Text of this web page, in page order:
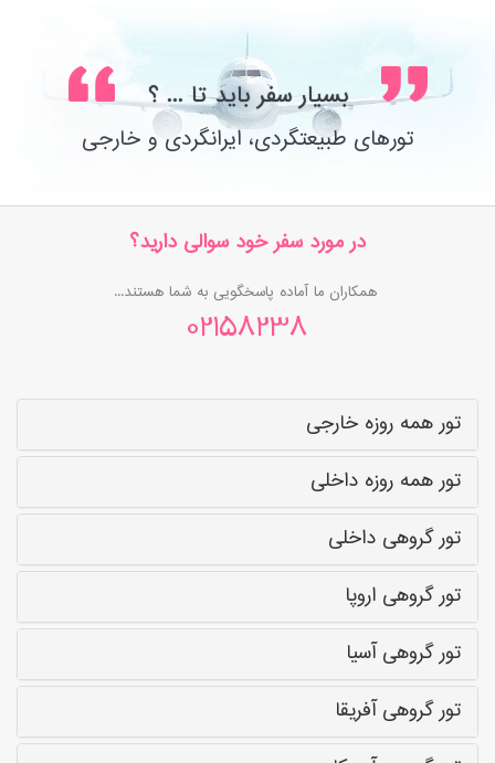
بسیار سفر باید تا ... ؟
تورهای طبیعتگردی، ایرانگردی و خارجی
در مورد سفر خود سوالی دارید؟
همکاران ما آماده پاسخگویی به شما هستند...
02158238
تور همه روزه خارجی
تور همه روزه داخلی
تور گروهی داخلی
تور گروهی اروپا
تور گروهی آسیا
تور گروهی آفریقا